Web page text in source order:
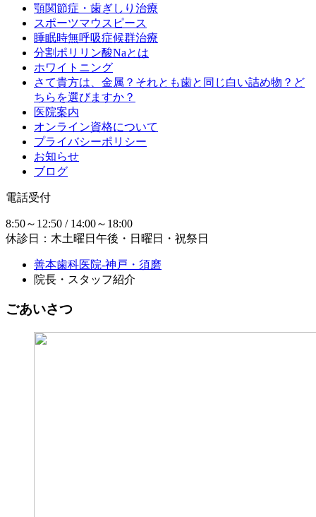
顎関節症・歯ぎしり治療
スポーツマウスピース
睡眠時無呼吸症候群治療
分割ポリリン酸Naとは
ホワイトニング
さて貴方は、金属？それとも歯と同じ白い詰め物？ど
ちらを選びますか？
医院案内
オンライン資格について
プライバシーポリシー
お知らせ
ブログ
電話受付
8:50～12:50 / 14:00～18:00
休診日：木土曜日午後・日曜日・祝祭日
善本歯科医院-神戸・須磨
院長・スタッフ紹介
ごあいさつ